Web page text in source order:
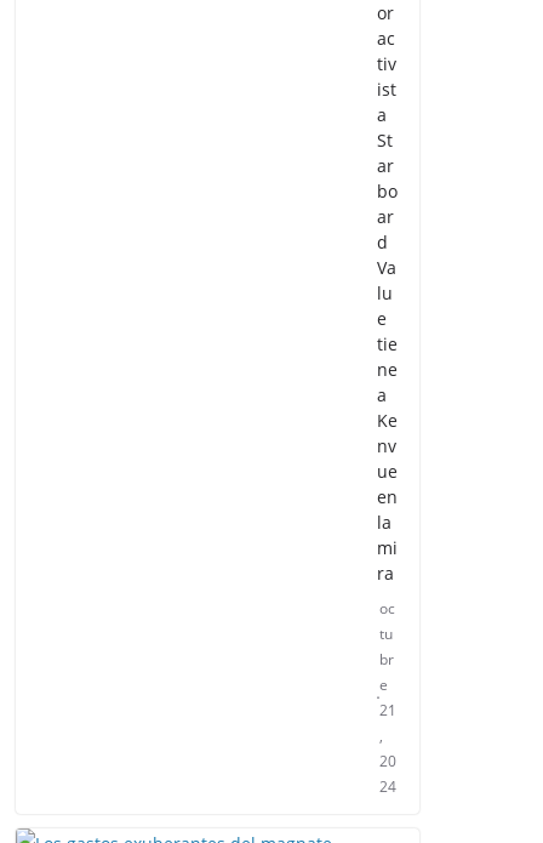
or
ac
tiv
ist
a
St
ar
bo
ar
d
Va
lu
e
tie
ne
a
Ke
nv
ue
en
la
mi
ra
oc
tu
br
e
21
,
20
24